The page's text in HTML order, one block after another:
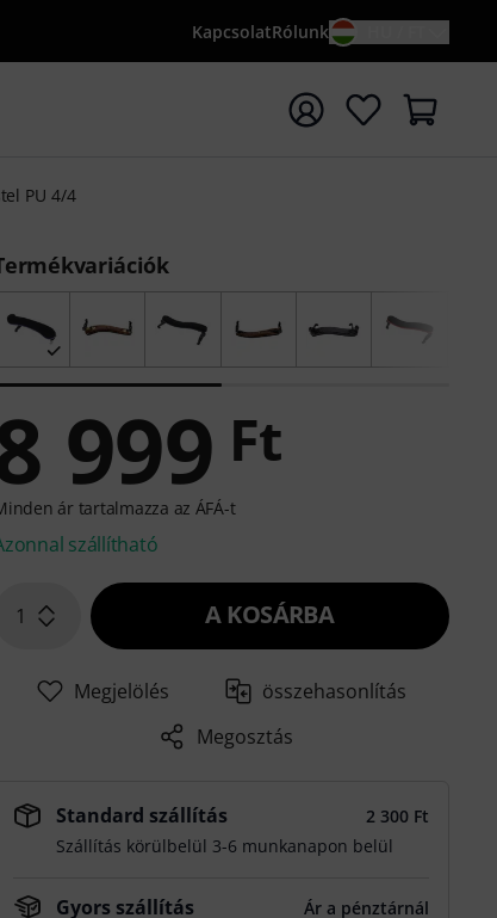
KapcsolatRólunk
{searchTerm} keresőszóval
PU 4/4
999 Ft
ár tartalmazza az ÁFÁ-t
szállítható
1 A KOSÁRBA
Megjelölés
összehasonlítás
Megosztás
Standard szállítás
2 300 Ft
Szállítás körülbelül 3-6 munkanapon belül
Gyors szállítás
Ár a pénztárnál